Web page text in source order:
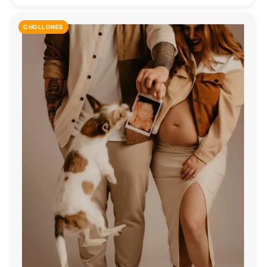
CHOLLONES